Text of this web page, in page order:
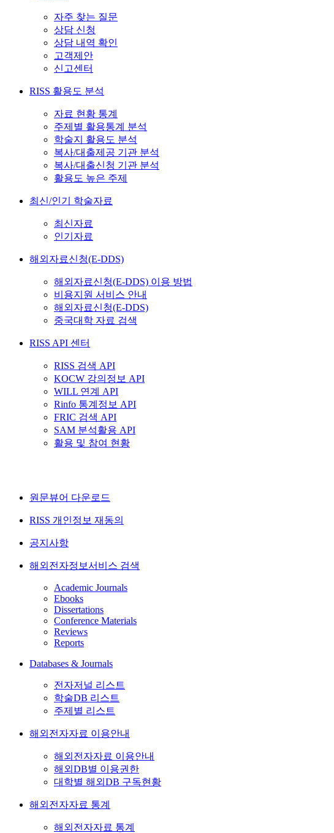
자주 찾는 질문
상담 신청
상담 내역 확인
고객제안
신고센터
RISS 활용도 분석
자료 현황 통계
주제별 활용통계 분석
학술지 활용도 분석
복사/대출제공 기관 분석
복사/대출신청 기관 분석
활용도 높은 주제
최신/인기 학술자료
최신자료
인기자료
해외자료신청(E-DDS)
해외자료신청(E-DDS) 이용 방법
비용지원 서비스 안내
해외자료신청(E-DDS)
중국대학 자료 검색
RISS API 센터
RISS 검색 API
KOCW 강의정보 API
WILL 연계 API
Rinfo 통계정보 API
FRIC 검색 API
SAM 분석활용 API
활용 및 참여 현황
원문뷰어 다운로드
RISS 개인정보 재동의
공지사항
해외전자정보서비스 검색
Academic Journals
Ebooks
Dissertations
Conference Materials
Reviews
Reports
Databases & Journals
전자저널 리스트
학술DB 리스트
주제별 리스트
해외전자자료 이용안내
해외전자자료 이용안내
해외DB별 이용권한
대학별 해외DB 구독현황
해외전자자료 통계
해외전자자료 통계